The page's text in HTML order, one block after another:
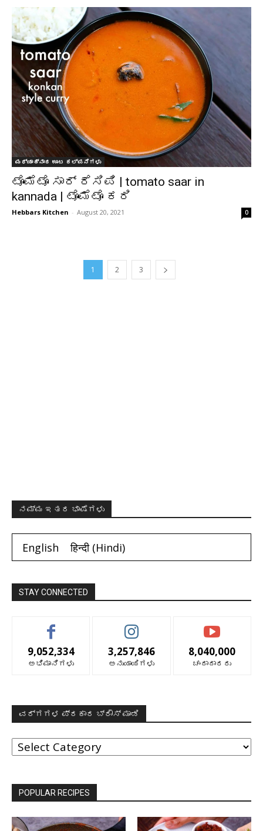
ಮಧ್ಯಾಹ್ನಾದ ಊಟ ಕಲ್ಪನೆಗಳು
ಟೊಮೆಟೊ ಸಾರ್ ರೆಸಿಪಿ | tomato saar in
kannada | ಟೊಮೆಟೊ ಕರಿ
Hebbars Kitchen - August 20, 2021 0
1 2 3
ನಮ್ಮ ಇತರ ಭಾಷೆಗಳು
English हिन्दी(Hindi)
STAY CONNECTED
9,052,334
ಅಭಿಮಾನಿಗಳು
3,257,846
ಅನುಯಾಯಿಗಳು
8,040,000
ಚಂದಾದಾರರು
ವರ್ಗಗಳ ಪ್ರಕಾರ ಬ್ರೌಸ್ ಮಾಡಿ
ವರ್ಗಗಳ
ಪ್ರಕಾರ
ಬ್ರೌಸ್
POPULAR RECIPES